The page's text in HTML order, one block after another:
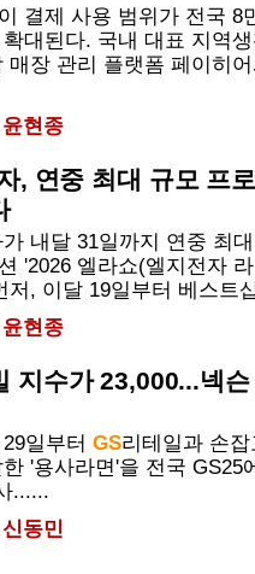
결제 사용 범위가 전국 8
대된다. 국내 대표 지역
매장 관리 플랫폼 페이히
윤현종
, 연중 최대 규모 프
내달 31일까지 연중 최
'2026 엘라쇼(엘지전자
저, 이달 19일부터 베스트
윤현종
지수가 23,000...넥
일부터 GS리테일과 손
'용사라면'을 전국 GS25
......
신동민